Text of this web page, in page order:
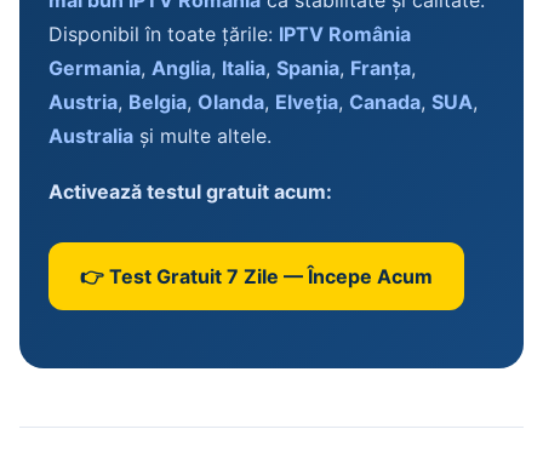
Disponibil în toate țările: IPTV România
Germania, Anglia, Italia, Spania, Franța,
Austria, Belgia, Olanda, Elveția, Canada, SUA,
Australia și multe altele.
Activează testul gratuit acum:
👉 Test Gratuit 7 Zile — Începe Acum